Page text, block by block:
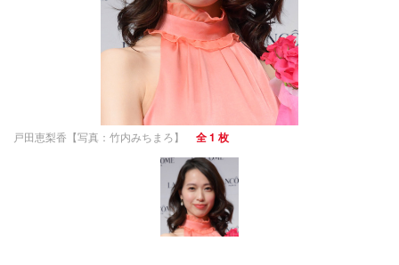
戸田恵梨香【写真：竹内みちまろ】 全 1 枚